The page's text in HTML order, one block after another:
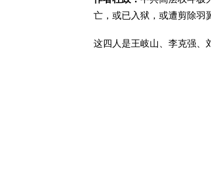
亡，或已入狱，或遭剪除羽
这四人是王岐山、李克强、